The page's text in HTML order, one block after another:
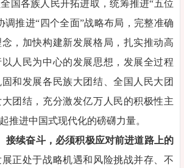
国各族人民开拓进取，统筹推进“五位
调推进“四个全面”战略布局，完整准确
，加快构建新发展格局，扎实推动高
人民为中心的发展思想，发展全过程
和发展各民族大团结、全国人民大团
团结，充分激发亿万人民的积极性主
推进中国式现代化的磅礴力量。
续奋斗，必须积极应对前进道路上的
展正处于战略机遇和风险挑战并存、不